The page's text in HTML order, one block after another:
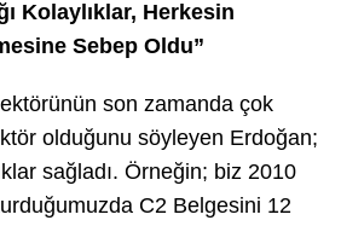
Kolaylıklar, Herkesin
Sebep Oldu”
son zamanda çok
olduğunu söyleyen Erdoğan;
sağladı. Örneğin; biz 2010
C2 Belgesini 12